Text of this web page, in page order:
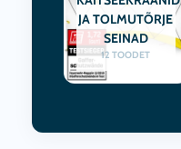
JA TOLMUTÕRJE
SEINAD
12 TOODET